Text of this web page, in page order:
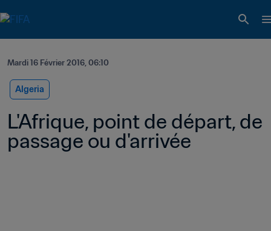
Mardi 16 Février 2016, 06:10
Algeria
L'Afrique, point de départ, de
passage ou d'arrivée